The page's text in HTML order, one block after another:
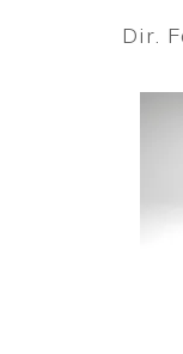
Dir.